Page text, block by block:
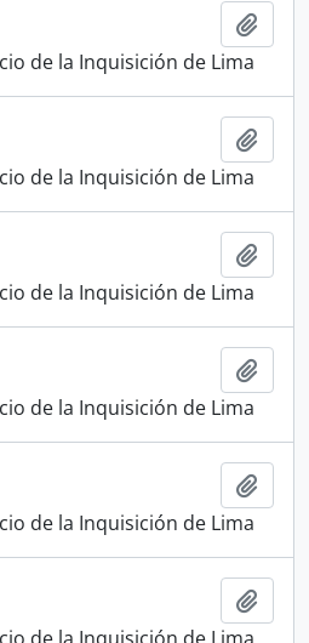
de la Inquisición de Lima
de la Inquisición de Lima
de la Inquisición de Lima
de la Inquisición de Lima
de la Inquisición de Lima